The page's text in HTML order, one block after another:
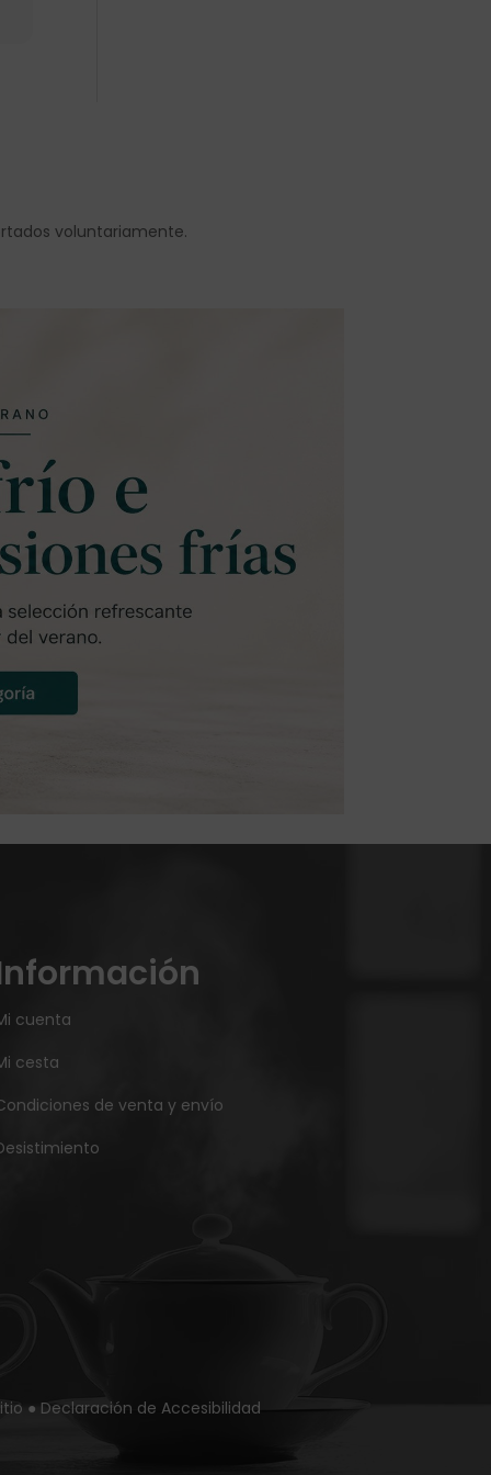
voluntariamente.
cuenta
cesta
de venta y envío
● Declaración de Accesibilidad